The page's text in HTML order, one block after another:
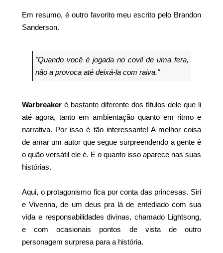
Em resumo, é outro favorito meu escrito pelo Brandon
Sanderson.
"Quando você é jogada no covil de uma fera,
não a provoca até deixá-la com raiva."
Warbreaker é bastante diferente dos títulos dele que li
até agora, tanto em ambientação quanto em ritmo e
narrativa. Por isso é tão interessante! A melhor coisa
de amar um autor que segue surpreendendo a gente é
o quão versátil ele é. E o quanto isso aparece nas suas
histórias.
Aqui, o protagonismo fica por conta das princesas. Siri
e Vivenna, de um deus pra lá de entediado com sua
vida e responsabilidades divinas, chamado Lightsong,
e com ocasionais pontos de vista de outro
personagem surpresa para a história.